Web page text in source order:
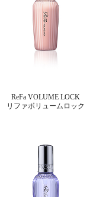
ReFa VOLUME LOCK
リファボリュームロック